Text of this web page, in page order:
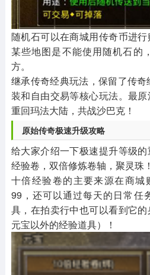
随机石可以在商城用传奇币进行
某些地图是不能使用随机石的
方。
继承传奇经典玩法，保留了传
装和自由交易等核心玩法。最
重回玛法大陆，共战沙巴克！
原始传奇极速升级攻略
给大家介绍一下极速提升等级
经验卷，双倍修炼卷轴，聚灵珠！
十倍经验卷的主要来源在商城
99，还可以通过每天的日常任
具，在拍卖行中也可以看到它
元宝以外的经验道具）！